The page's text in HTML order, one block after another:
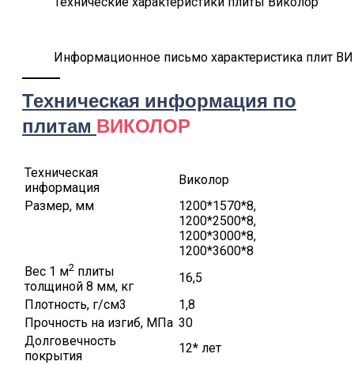
Информационное письмо характеристика плит
Техническая информация по
плитам ВИКОЛОР
Техническая
информация
Виколор
Размер, мм
1200*1570*8,
1200*2500*8,
1200*3000*8,
1200*3600*8
Вес 1 м2 плиты
толщиной 8 мм, кг
16,5
Плотность, г/см3
1,8
Прочность на изгиб, МПа 30
Долговечность
покрытия
12* лет